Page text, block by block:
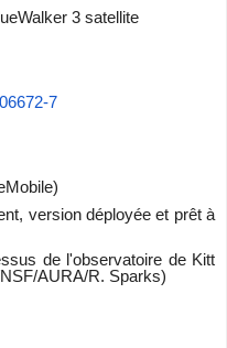
3 satellite
7
version déployée et prêt à
de l'observatoire de Kitt
AURA/R. Sparks)